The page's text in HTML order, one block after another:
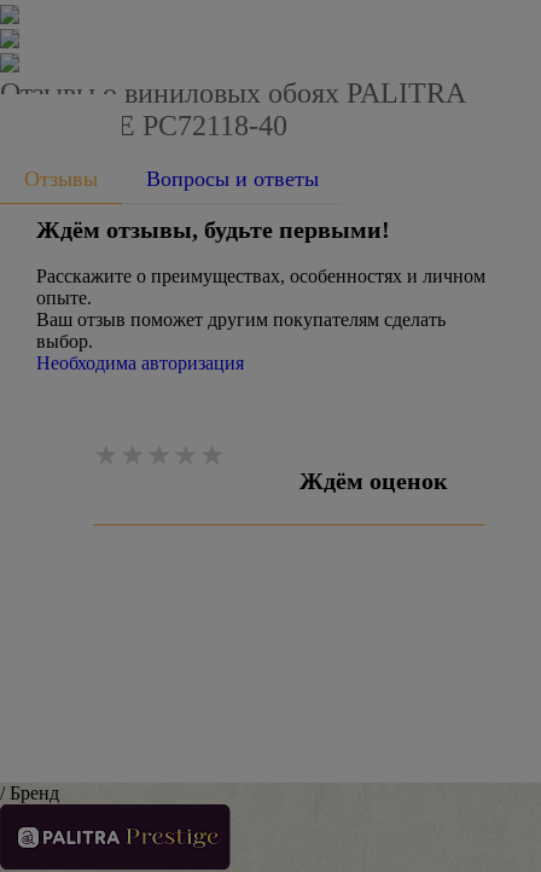
Отзывы о виниловых обоях PALITRA
PRESTIGE PC72118-40
Отзывы Вопросы и ответы
Ждём отзывы, будьте первыми!
Расскажите о преимуществах, особенностях и личном
опыте.
Ваш отзыв поможет другим покупателям сделать
выбор.
Необходима авторизация
Ждём оценок
/ Бренд